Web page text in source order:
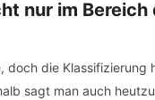
nur im Bereich
doch die Klassifizierung
sagt man auch